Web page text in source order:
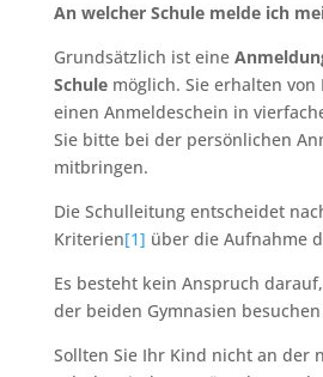
An welcher Schule melde ich
Grundsätzlich ist eine
Schulemöglich. Sie erhalten von
einen Anmeldeschein in
Sie bitte bei der persönlichen
mitbringen.
Die Schulleitung entscheidet
Kriterien[1] über die Aufnahme
Es besteht kein Anspruch
der beiden Gymnasien
Sollten Sie Ihr Kind nicht an der